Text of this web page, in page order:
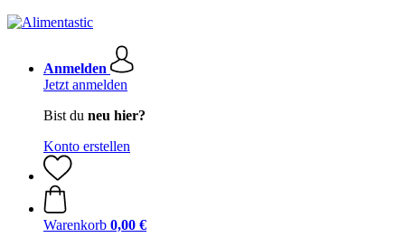
Anmelden
Jetzt anmelden
Bist du neu hier?
Konto erstellen
Warenkorb 0,00 €